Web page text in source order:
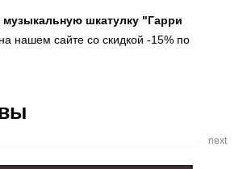
музыкальную шкатулку "Гарри
нашем сайте со скидкой -15% по
next